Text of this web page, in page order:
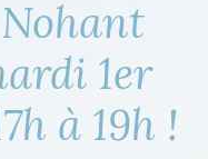
1er
à 19h !